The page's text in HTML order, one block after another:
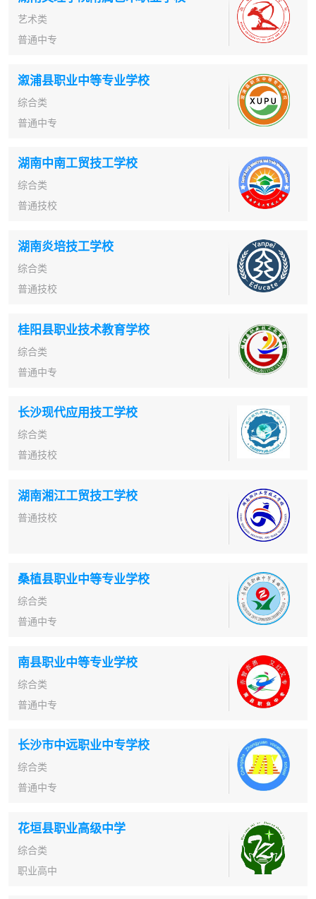
艺术类
普通中专
溆浦县职业中等专业学校
综合类
普通中专
湖南中南工贸技工学校
综合类
普通技校
湖南炎培技工学校
综合类
普通技校
桂阳县职业技术教育学校
综合类
普通中专
长沙现代应用技工学校
综合类
普通技校
湖南湘江工贸技工学校
普通技校
桑植县职业中等专业学校
综合类
普通中专
南县职业中等专业学校
综合类
普通中专
长沙市中远职业中专学校
综合类
普通中专
花垣县职业高级中学
综合类
职业高中